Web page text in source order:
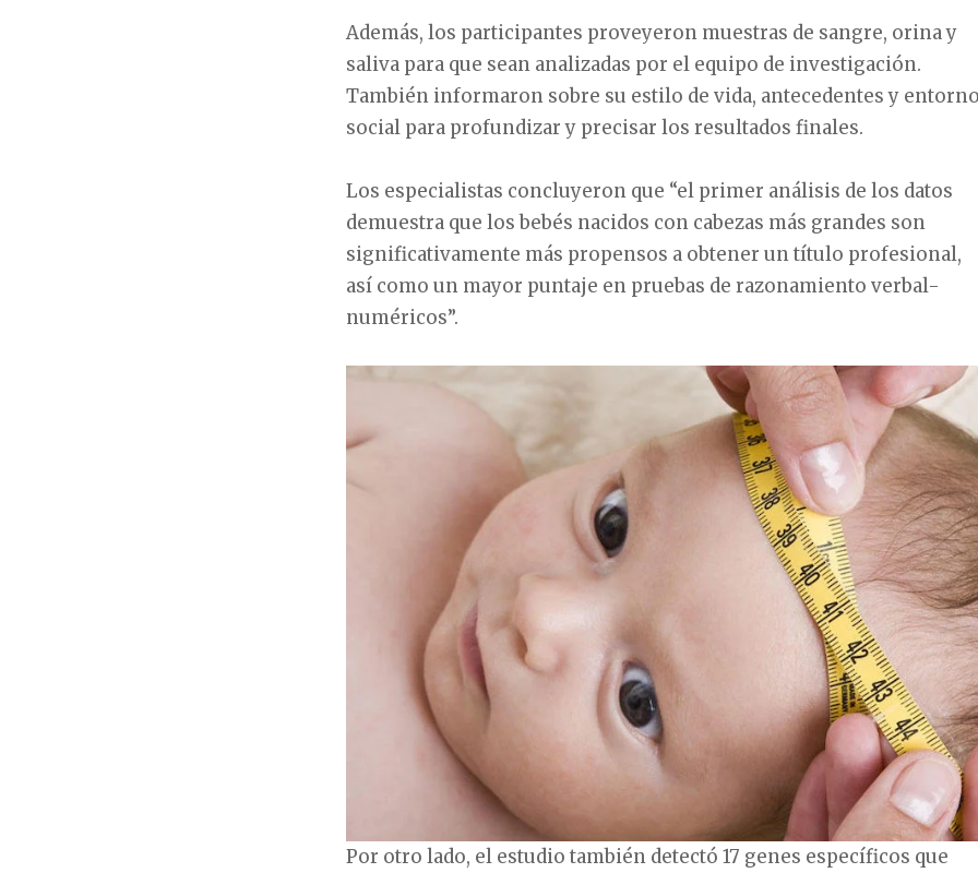
Además, los participantes proveyeron muestras de sangre, orina y
saliva para que sean analizadas por el equipo de investigación.
También informaron sobre su estilo de vida, antecedentes y
social para profundizar y precisar los resultados finales.
Los especialistas concluyeron que “el primer análisis de los datos
demuestra que los bebés nacidos con cabezas más grandes son
significativamente más propensos a obtener un título profesional,
así como un mayor puntaje en pruebas de razonamiento verbal-
numéricos”.
Por otro lado, el estudio también detectó 17 genes específicos que